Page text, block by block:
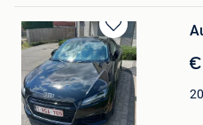
Bewaren
in
Mijn
Favorieten
€
Peter Vercammen